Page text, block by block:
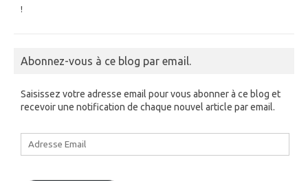
!
Abonnez-vous à ce blog par email.
Saisissez votre adresse email pour vous abonner à ce blog et
recevoir une notification de chaque nouvel article par email.
Adresse
Email